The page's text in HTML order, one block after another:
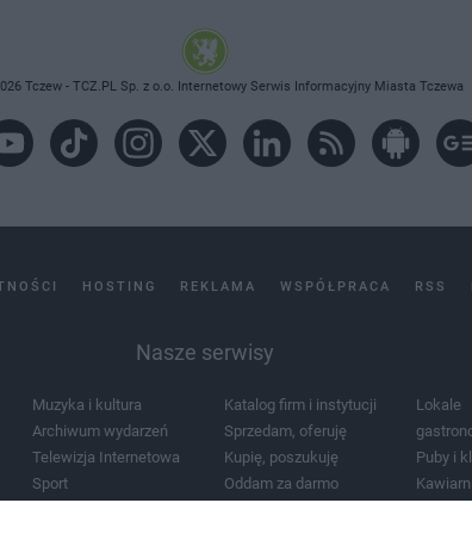
Tczew - TCZ.PL Sp. z o.o. Internetowy Serwis Informacyjny Miasta Tczewa
HOSTING REKLAMA WSPÓŁPRACA RSS
Nasze serwisy
Muzyka i kultura
Archiwum wydarzeń
Telewizja Internetowa
Sport
Katalog firm i instytucji
Sprzedam, oferuję
Kupię, poszukuję
Oddam za darmo
Lokale
Puby i